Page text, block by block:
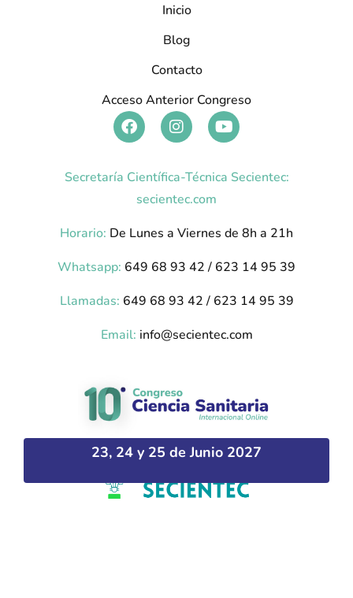
Inicio
Blog
Contacto
Acceso Anterior Congreso
Secretaría Científica-Técnica Secientec:
secientec.com
Horario: De Lunes a Viernes de 8h a 21h
Whatsapp: 649 68 93 42 / 623 14 95 39
Llamadas: 649 68 93 42 / 623 14 95 39
Email: info@secientec.com
23, 24 y 25 de Junio 2027